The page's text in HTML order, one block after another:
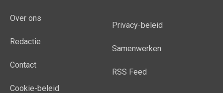
Over ons
Redactie
Contact
Cookie-beleid
Privacy-beleid
Samenwerken
RSS Feed